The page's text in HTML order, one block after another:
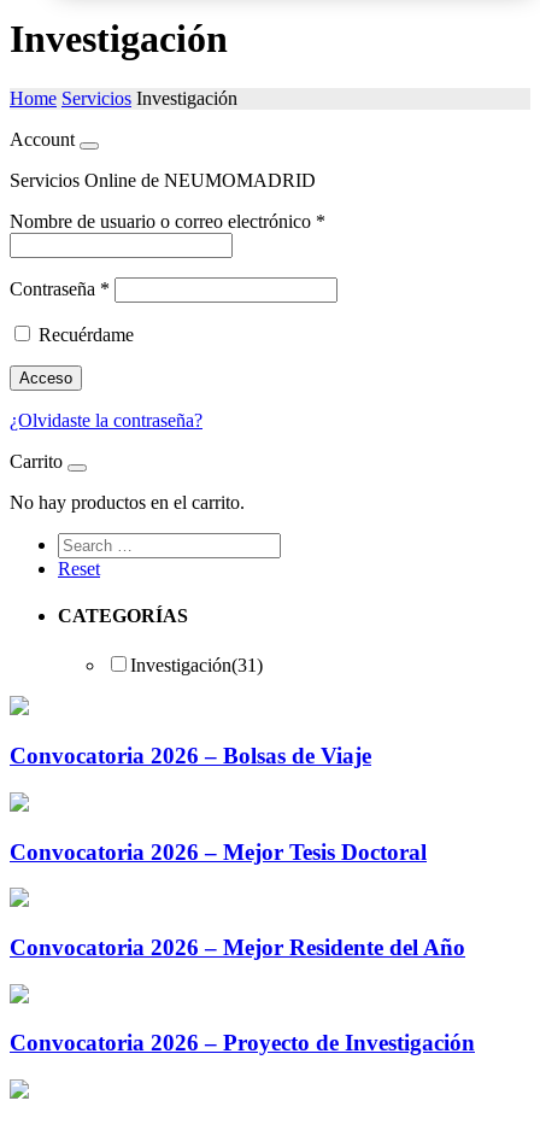
Investigación
Home Servicios Investigación
Account
Servicios Online de NEUMOMADRID
Nombre de usuario o correo electrónico *
Contraseña *
Recuérdame
Acceso
¿Olvidaste la contraseña?
Carrito
No hay productos en el carrito.
Reset
CATEGORÍAS
Investigación(31)
Convocatoria 2026 – Bolsas de Viaje
Convocatoria 2026 – Mejor Tesis Doctoral
Convocatoria 2026 – Mejor Residente del Año
Convocatoria 2026 – Proyecto de Investigación